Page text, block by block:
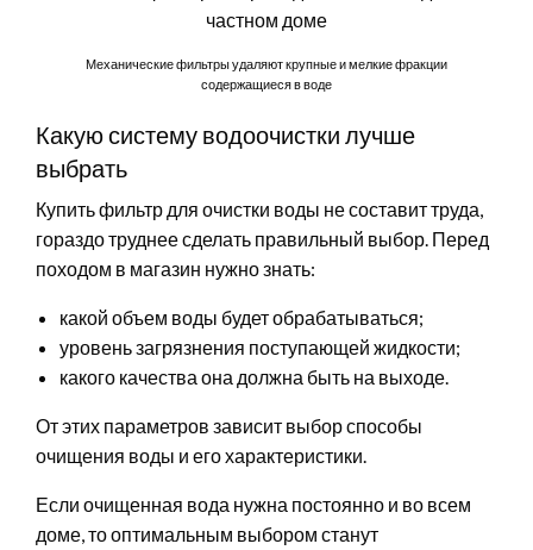
Механические фильтры удаляют крупные и мелкие фракции
содержащиеся в воде
Какую систему водоочистки лучше
выбрать
Купить фильтр для очистки воды не составит труда,
гораздо труднее сделать правильный выбор. Перед
походом в магазин нужно знать:
какой объем воды будет обрабатываться;
уровень загрязнения поступающей жидкости;
какого качества она должна быть на выходе.
От этих параметров зависит выбор способы
очищения воды и его характеристики.
Если очищенная вода нужна постоянно и во всем
доме, то оптимальным выбором станут